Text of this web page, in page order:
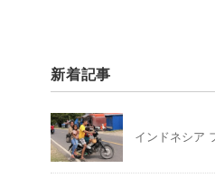
新着記事
インドネシア